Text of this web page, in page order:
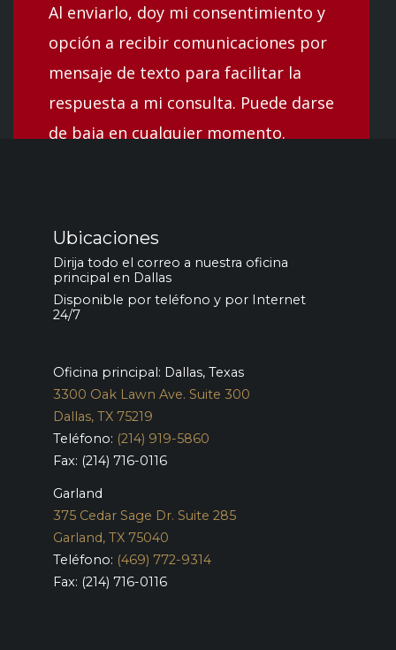
Al enviarlo, doy mi consentimiento y
opción a recibir comunicaciones por
mensaje de texto para facilitar la
respuesta a mi consulta. Puede darse
de baja en cualquier momento.
Ubicaciones
Dirija todo el correo a nuestra oficina
principal en Dallas
Disponible por teléfono y por Internet
24/7
Oficina principal: Dallas, Texas
3300 Oak Lawn Ave. Suite 300
Dallas, TX 75219
Teléfono: (214) 919-5860
Fax: (214) 716-0116
Garland
375 Cedar Sage Dr. Suite 285
Garland, TX 75040
Teléfono: (469) 772-9314
Fax: (214) 716-0116